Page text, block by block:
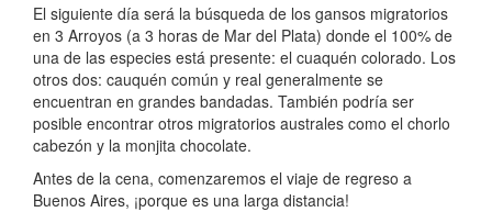
El siguiente día será la búsqueda de los gansos migratorios
en 3 Arroyos (a 3 horas de Mar del Plata) donde el 100% de
una de las especies está presente: el cuaquén colorado. Los
otros dos: cauquén común y real generalmente se
encuentran en grandes bandadas. También podría ser
posible encontrar otros migratorios australes como el chorlo
cabezón y la monjita chocolate.
Antes de la cena, comenzaremos el viaje de regreso a
Buenos Aires, ¡porque es una larga distancia!